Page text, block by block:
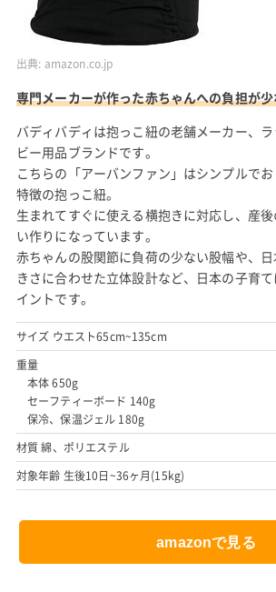
出典: amazon.co.jp
専門メーカーが作った赤ちゃんへの負担が
バディバディは抱っこ紐の老舗メーカー、
ビー用品ブランドです。
こちらの「アーバンファン」はシンプルで
特徴の抱っこ紐。
生まれてすぐに使える横抱きに対応し、産
い作りになっています。
赤ちゃんの股関節に負荷の少ない股幅や、
きさに合わせた立体設計など、日本の子育
イントです。
サイズ ウエスト65cm~135cm
重量
本体 650g
セーフティーボード 140g
保冷、保温ジェル 180g
材質 綿、ポリエステル
対象年齢 生後10日~36ヶ月(15kg)
amazonで見る